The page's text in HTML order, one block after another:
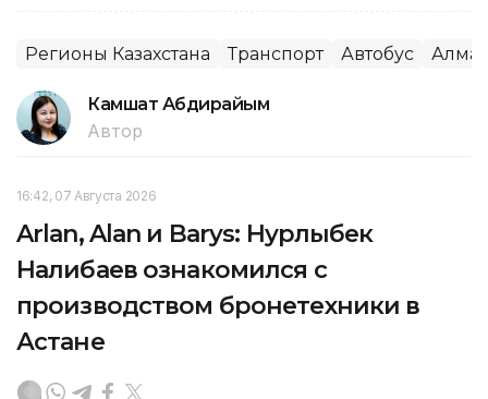
Регионы Казахстана Транспорт Автобус
Камшат Абдирайым
Автор
16:42, 07 Августа 2026
Arlan, Alan и Barys: Нурлыбек
Налибаев ознакомился с
производством бронетехники в
Астане